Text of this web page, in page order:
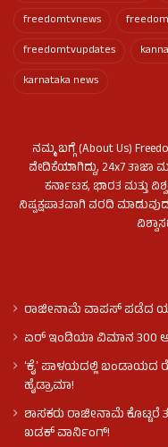
freedomtvnews
freedomtvupdates
karnataka news
ನಮ್ಮ ಬಗ್ಗೆ (About Us)
ವೇದಿಕೆಯಾಗಿದ್ದು, 24x7 ತಾಜಾ
ಕರ್ನಾಟಕ, ಭಾರತ ಮತ್ತು
ನಿಷ್ಪಕ್ಷಪಾತವಾಗಿ ವರದಿ
ರಾಜೀನಾಮೆ ವಾಪಸ್ ಪಡೆದ
ಏರ್ ಇಂಡಿಯಾ ವಿಮಾನ 300
ʻಕೈʼ​ ಪಾಳಯದಲ್ಲಿ ಬಂಡಾಯದ
ಹೈಡ್ರಾಮಾ!
ಶಾಸಕರು ರಾಜೀನಾಮೆ
ಖಡಕ್ ವಾರ್ನಿಂಗ್!